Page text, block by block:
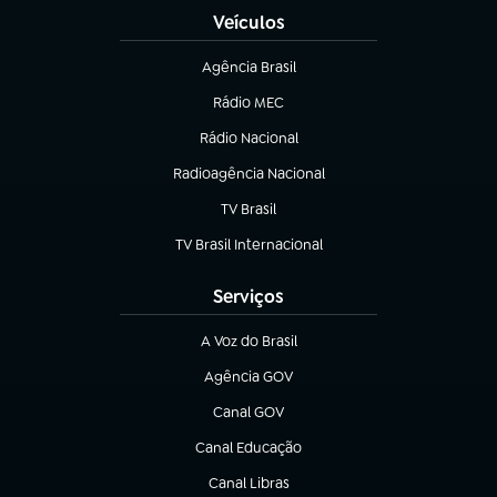
Veículos
Agência Brasil
(abre em nova aba)
Rádio MEC
Rádio Nacional
(abre em nova aba)
Radioagência Nacional
(abre em nova aba)
TV Brasil
(abre em nova aba)
TV Brasil Internacional
(abre em nova aba)
Serviços
A Voz do Brasil
(abre em nova aba)
Agência GOV
(abre em nova aba)
Canal GOV
(abre em nova aba)
Canal Educação
(abre em nova aba)
Canal Libras
(abre em nova aba)